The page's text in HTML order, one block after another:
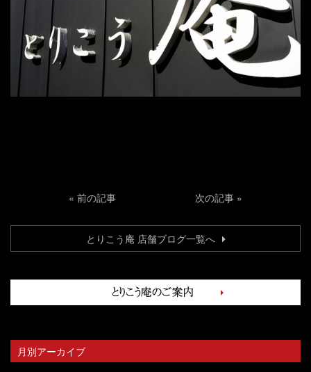
« 前の記事 次の記事 »
とりこう庵 店舗ブログ一覧へ
月別アーカイブ